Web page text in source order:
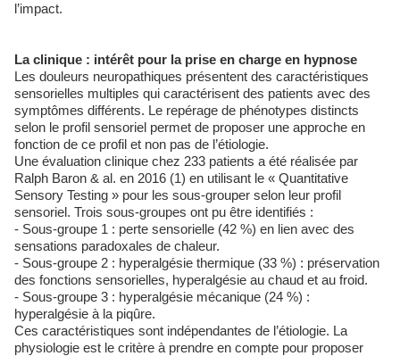
l’impact.
La clinique : intérêt pour la prise en charge en hypnose
Les douleurs neuropathiques présentent des caractéristiques
sensorielles multiples qui caractérisent des patients avec des
symptômes différents. Le repérage de phénotypes distincts
selon le profil sensoriel permet de proposer une approche en
fonction de ce profil et non pas de l’étiologie.
Une évaluation clinique chez 233 patients a été réalisée par
Ralph Baron & al. en 2016 (1) en utilisant le « Quantitative
Sensory Testing » pour les sous-grouper selon leur profil
sensoriel. Trois sous-groupes ont pu être identifiés :
- Sous-groupe 1 : perte sensorielle (42 %) en lien avec des
sensations paradoxales de chaleur.
- Sous-groupe 2 : hyperalgésie thermique (33 %) : préservation
des fonctions sensorielles, hyperalgésie au chaud et au froid.
- Sous-groupe 3 : hyperalgésie mécanique (24 %) :
hyperalgésie à la piqûre.
Ces caractéristiques sont indépendantes de l’étiologie. La
physiologie est le critère à prendre en compte pour proposer